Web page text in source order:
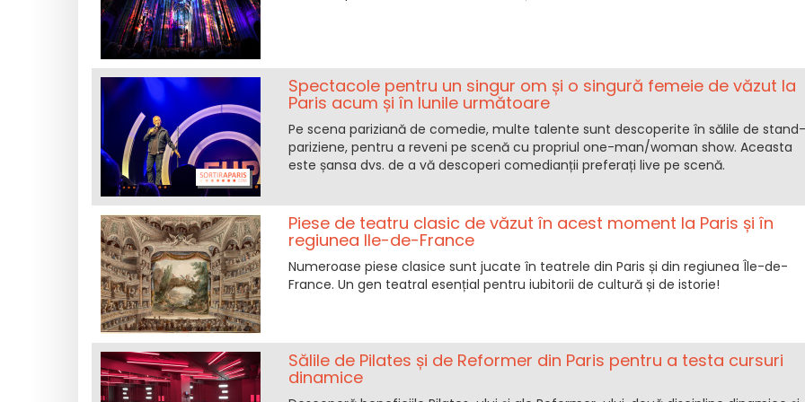
Spectacole pentru un singur om și o singură femeie de văzut la
Paris acum și în lunile următoare
Pe scena pariziană de comedie, multe talente sunt descoperite în sălile de
pariziene, pentru a reveni pe scenă cu propriul one-man/woman show. Aceasta
este șansa dvs. de a vă descoperi comedianții preferați live pe scenă.
Piese de teatru clasic de văzut în acest moment la Paris și în
regiunea Ile-de-France
Numeroase piese clasice sunt jucate în teatrele din Paris și din regiunea Île-de-
France. Un gen teatral esențial pentru iubitorii de cultură și de istorie!
Sălile de Pilates și de Reform­er din Paris pentru a testa cursuri
dinamice